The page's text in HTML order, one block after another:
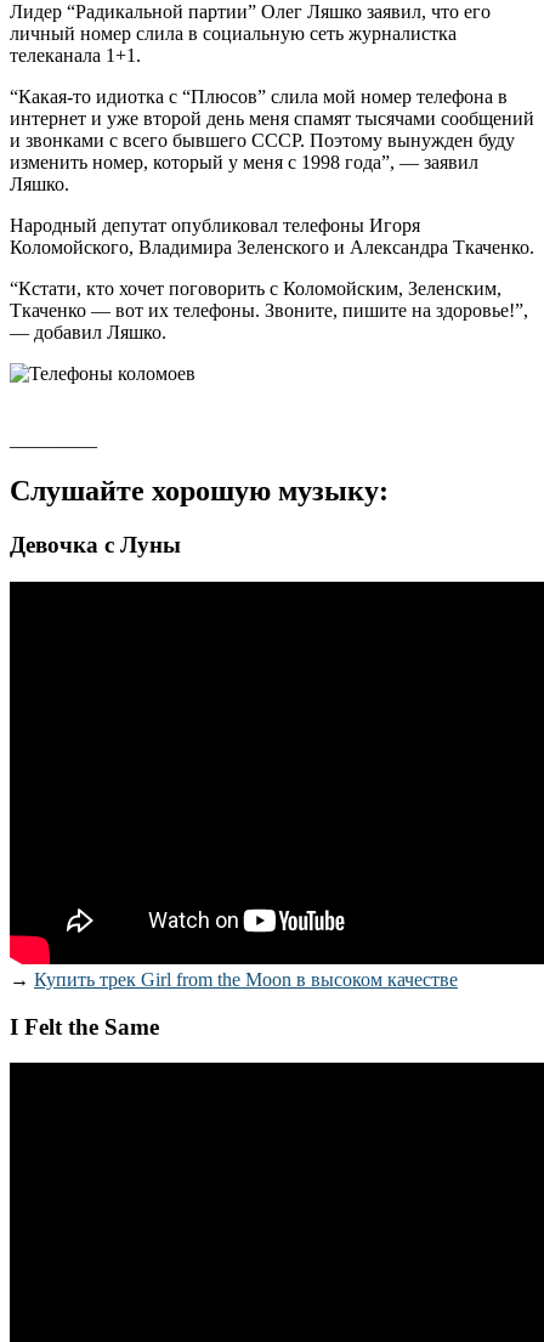
Лидер “Радикальной партии” Олег Ляшко заявил, что его
личный номер слила в социальную сеть журналистка
телеканала 1+1.
“Какая-то идиотка с “Плюсов” слила мой номер телефона в
интернет и уже второй день меня спамят тысячами сообщений
и звонками с всего бывшего СССР. Поэтому вынужден буду
изменить номер, который у меня с 1998 года”, — заявил
Ляшко.
Народный депутат опубликовал телефоны Игоря
Коломойского, Владимира Зеленского и Александра Ткаченко.
“Кстати, кто хочет поговорить с Коломойским, Зеленским,
Ткаченко — вот их телефоны. Звоните, пишите на здоровье!”,
— добавил Ляшко.
Слушайте хорошую музыку:
Девочка с Луны
→ Купить трек Girl from the Moon в высоком качестве
I Felt the Same